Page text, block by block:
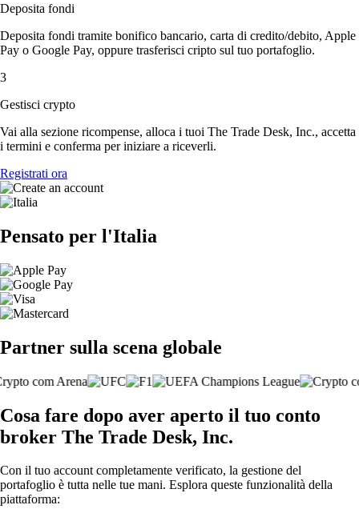
Deposita fondi
Deposita fondi tramite bonifico bancario, carta di credito/debito, Apple
Pay o Google Pay, oppure trasferisci cripto sul tuo portafoglio.
3
Gestisci crypto
Vai alla sezione ricompense, alloca i tuoi The Trade Desk, Inc., accetta
i termini e conferma per iniziare a riceverli.
Registrati ora
Pensato per l'Italia
Partner sulla scena globale
Cosa fare dopo aver aperto il tuo conto
broker The Trade Desk, Inc.
Con il tuo account completamente verificato, la gestione del
portafoglio è tutta nelle tue mani. Esplora queste funzionalità della
piattaforma: